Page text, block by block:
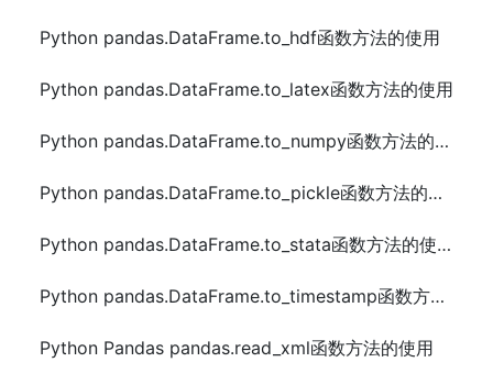
Python pandas.DataFrame.to_hdf函数方法的使用
Python pandas.DataFrame.to_latex函数方法的使用
Python pandas.DataFrame.to_numpy函数方法的使用
Python pandas.DataFrame.to_pickle函数方法的使用
Python pandas.DataFrame.to_stata函数方法的使用
Python pandas.DataFrame.to_timestamp函数方法的使用
Python Pandas pandas.read_xml函数方法的使用